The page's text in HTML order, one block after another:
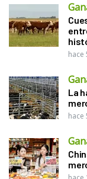
hace
La
hace